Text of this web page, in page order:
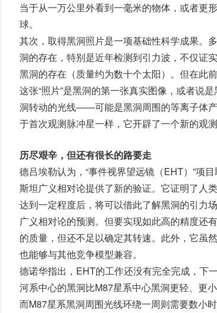
当于从一万公里外看到一毫米的物体，或者更
球。
其次，取得黑洞照片是一项基础性科学成果。
洞的存在，特别是近年检测到引力波，不仅证
黑洞的存在（质量约为数十个太阳）。但在此
这张“照片”是黑洞的第一张真实图像，或者说
洞转动的光线——可能是黑洞周围的等离子体
于首次观测脉冲星一样，它开辟了一个新的观测
历尽艰辛，但还有很长的路要走
德吕埃勒认为，“事件视界望远镜（EHT）”项
斯坦广义相对论提供了新的验证。它证明了人
达到一定程度后，将可以借此了解黑洞的引力
广义相对论的预测。但要实现如此高的精度还
的质量，但还不足以确定其转速。此外，它虽
也能够与其他竞争模型兼容。
德诺华指出，EHT的工作还没有完全完成，下
河系中心的黑洞比M87星系中心黑洞更轻、更
而M87星系黑洞周围光线环绕一周则需要数小